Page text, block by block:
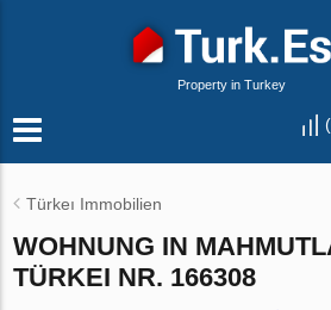
Property in Turkey
(
Türkeı Immobilien
WOHNUNG IN
TÜRKEI NR. 166308